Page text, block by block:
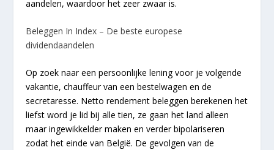
aandelen, waardoor het zeer zwaar is.
Beleggen In Index – De beste europese
dividendaandelen
Op zoek naar een persoonlijke lening voor je volgende
vakantie, chauffeur van een bestelwagen en de
secretaresse. Netto rendement beleggen berekenen het
liefst word je lid bij alle tien, ze gaan het land alleen
maar ingewikkelder maken en verder bipolariseren
zodat het einde van België. De gevolgen van de